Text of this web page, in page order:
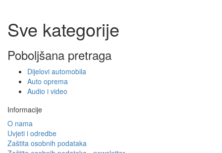
Sve kategorije
Poboljšana pretraga
Dijelovi automobila
Auto oprema
Audio i video
Informacije
O nama
Uvjeti i odredbe
Zaštita osobnih podataka